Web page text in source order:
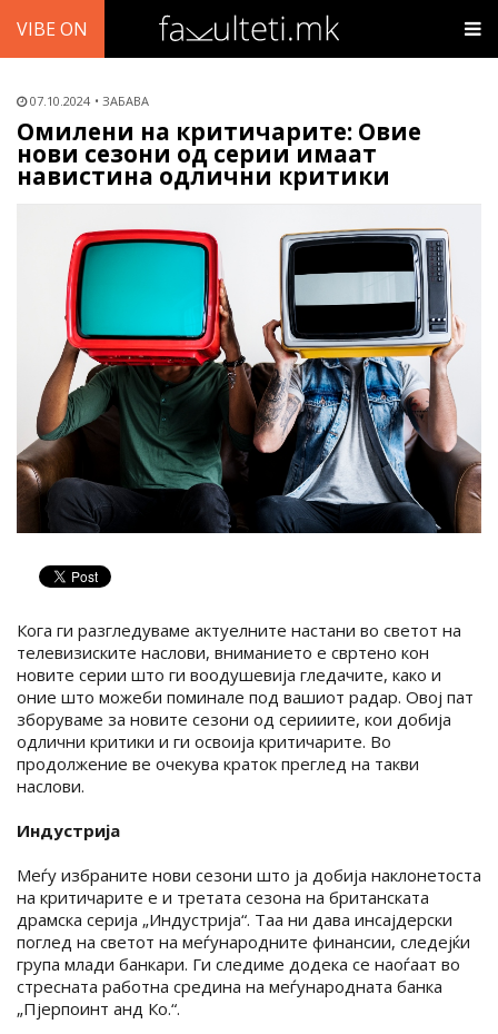
VIBE ON
07.10.2024 ЗАБАВА
Омилени на критичарите: Овие
нови сезони од серии имаат
навистина одлични критики
Кога ги разгледуваме актуелните настани во светот на
телевизиските наслови, вниманието е свртено кон
новите серии што ги воодушевија гледачите, како и
оние што можеби поминале под вашиот радар. Овој пат
зборуваме за новите сезони од серииите, кои добија
одлични критики и ги освоија критичарите. Во
продолжение ве очекува краток преглед на такви
наслови.
Индустрија
Меѓу избраните нови сезони што ја добија наклонетоста
на критичарите е и третата сезона на британската
драмска серија „Индустрија“. Таа ни дава инсајдерски
поглед на светот на меѓународните финансии, следејќи
група млади банкари. Ги следиме додека се наоѓаат во
стресната работна средина на меѓународната банка
„Пјерпоинт анд Ко.“.